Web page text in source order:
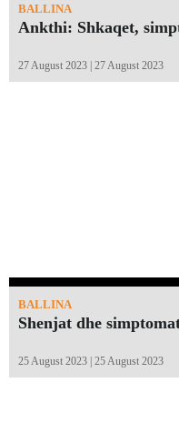
BALLINA
Ankthi: Shkaqet,
27 August 2023 | 27 August 2023
BALLINA
Shenjat dhe
25 August 2023 | 25 August 2023